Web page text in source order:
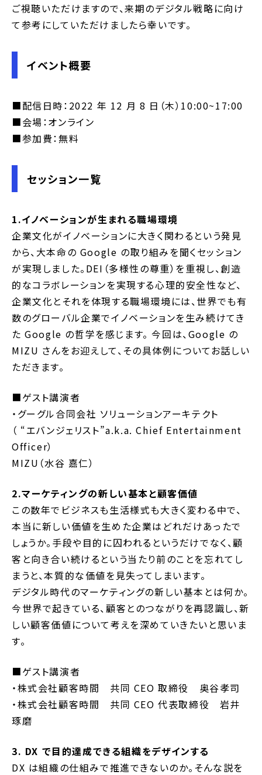
ご視聴いただけますので、来期のデジタル戦略に向け
て参考にしていただけましたら幸いです。
イベント概要
■配信日時：2022 年 12 月 8 日（木）10:00~17:00
■会場：オンライン
■参加費：無料
セッション一覧
1.イノベーションが生まれる職場環境
企業文化がイノベーションに大きく関わるという発見
から、大本命の Google の取り組みを聞くセッション
が実現しました。DEI（多様性の尊重）を重視し、創造
的なコラボレーションを実現する心理的安全性など、
企業文化とそれを体現する職場環境には、世界でも有
数のグローバル企業でイノベーションを生み続けてき
た Google の哲学を感じます。 今回は、Google の
MIZU さんをお迎えして、その具体例についてお話しい
ただきます。
■ゲスト講演者
・グーグル合同会社 ソリューションアーキテクト
（ “エバンジェリスト”a.k.a. Chief Entertainment
Officer）
MIZU（水谷 嘉仁）
2.マーケティングの新しい基本と顧客価値
この数年でビジネスも生活様式も大きく変わる中で、
本当に新しい価値を生めた企業はどれだけあったで
しょうか。手段や目的に囚われるというだけでなく、顧
客と向き合い続けるという当たり前のことを忘れてし
まうと、本質的な価値を見失ってしまいます。
デジタル時代のマーケティングの新しい基本とは何か。
今世界で起きている、顧客とのつながりを再認識し、新
しい顧客価値について考えを深めていきたいと思いま
す。
■ゲスト講演者
・株式会社顧客時間 共同 CEO 取締役 奥谷孝司
・株式会社顧客時間 共同 CEO 代表取締役 岩井
琢磨
3. DX で目的達成できる組織をデザインする
DX は組織の仕組みで推進できないのか。そんな説を